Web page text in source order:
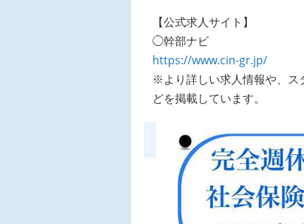
【公式求人サイト】
◯幹部ナビ
https://www.cin-gr.jp/
※より詳しい求人情報や、ス
どを掲載しています。